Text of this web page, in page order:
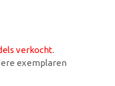
verkocht.
exemplaren